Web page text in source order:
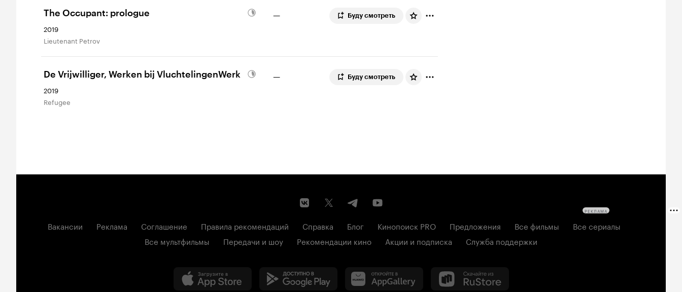
The Occupant: prologue
2019
Lieutenant Petrov
— Буду смотреть
De Vrijwilliger, Werken bij VluchtelingenWerk
2019
Refugee
— Буду смотреть
Вакансии Реклама Соглашение Правила рекомендаций Справка Блог Кинопоиск PRO Предложения Все фильмы
Все сериалы
Все мультфильмы
Передачи и шоу Рекомендации кино Акции и подписка Служба поддержки
РЕКЛАМА